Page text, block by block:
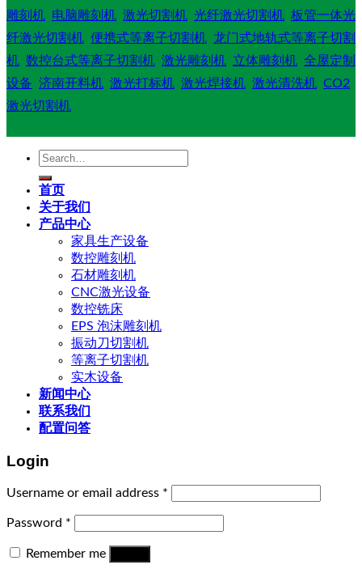
雕刻机 电脑雕刻机 激光切割机 光纤激光切割机 板管一体光
纤激光切割机 便携式等离子切割机 龙门式地轨式等离子切割
机 数控台式等离子切割机 激光雕刻机 立体雕刻机 全屋定制
设备 济南开料机 激光打标机 激光焊接机 激光清洗机 CO2
激光切割机
Search
首页
关于我们
产品中心
家具生产设备
数控雕刻机
石材雕刻机
CNC激光设备
数控铣床
EPS 泡沫雕刻机
振动刀切割机
等离子切割机
实木设备
新闻中心
联系我们
配置问答
Login
Username or email address *
Password *
Remember me